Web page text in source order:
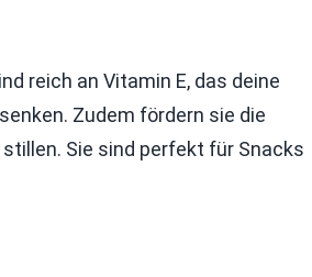
reich an Vitamin E, das deine
Zudem fördern sie die
Sie sind perfekt für Snacks